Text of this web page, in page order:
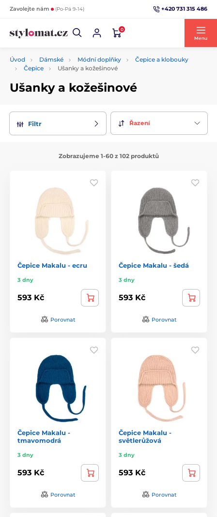
Zavolejte nám (Po-Pá 9-14) +420 731 315 486
0
Menu
Úvod Dámské Módní doplňky
Čepice a klobouky
Čepice
Ušanky a kožešinové
Ušanky a kožešinové
Filtr Řazení
Zobrazujeme 1-60 z 102 produktů
Čepice Makalu - ecru
3 dny
593 Kč
Porovnat
Čepice Makalu - šedá
3 dny
593 Kč
Porovnat
Čepice Makalu -
tmavomodrá
3 dny
593 Kč
Porovnat
Čepice Makalu -
světlerůžová
3 dny
593 Kč
Porovnat